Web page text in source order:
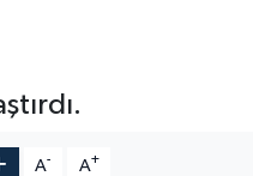
A- A+